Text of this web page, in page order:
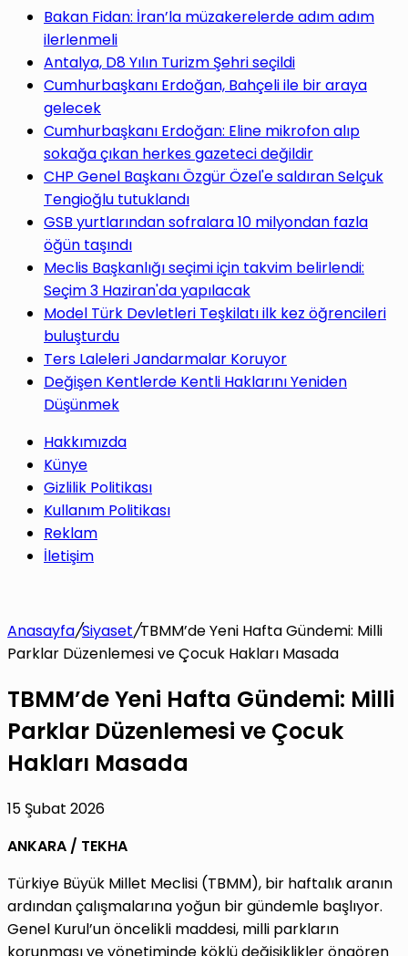
yap
...
Bakan Fidan: İran’la müzakerelerde adım adım
ilerlenmeli
Antalya, D8 Yılın Turizm Şehri seçildi
Cumhurbaşkanı Erdoğan, Bahçeli ile bir araya
gelecek
Cumhurbaşkanı Erdoğan: Eline mikrofon alıp
sokağa çıkan herkes gazeteci değildir
CHP Genel Başkanı Özgür Özel'e saldıran Selçuk
Tengioğlu tutuklandı
GSB yurtlarından sofralara 10 milyondan fazla
öğün taşındı
Meclis Başkanlığı seçimi için takvim belirlendi:
Seçim 3 Haziran'da yapılacak
Model Türk Devletleri Teşkilatı ilk kez öğrencileri
buluşturdu
Ters Laleleri Jandarmalar Koruyor
Değişen Kentlerde Kentli Haklarını Yeniden
Düşünmek
Hakkımızda
Künye
Gizlilik Politikası
Kullanım Politikası
Reklam
İletişim
Anasayfa/Siyaset/TBMM’de Yeni Hafta Gündemi: Milli
Parklar Düzenlemesi ve Çocuk Hakları Masada
TBMM’de Yeni Hafta Gündemi: Milli
Parklar Düzenlemesi ve Çocuk
Hakları Masada
15 Şubat 2026
ANKARA / TEKHA
Türkiye Büyük Millet Meclisi (TBMM), bir haftalık aranın
ardından çalışmalarına yoğun bir gündemle başlıyor.
Genel Kurul’un öncelikli maddesi, milli parkların